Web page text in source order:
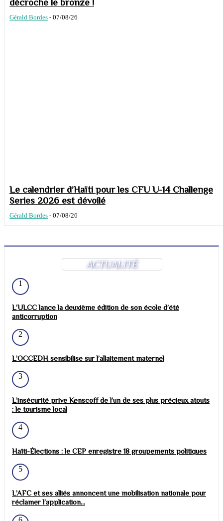
décroche le bronze !
Gérald Bordes - 07/08/26
Le calendrier d’Haïti pour les CFU U-14 Challenge
Series 2026 est dévoilé
Gérald Bordes - 07/08/26
ACTUALITÉ
1
L’ULCC lance la deuxième édition de son école d’été
anticorruption
2
L’OCCEDH sensibilise sur l’allaitement maternel
3
L’insécurité prive Kenscoff de l’un de ses plus précieux atouts
: le tourisme local
4
Haïti-Élections : le CEP enregistre 18 groupements politiques
5
L’AFC et ses alliés annoncent une mobilisation nationale pour
réclamer l’application...